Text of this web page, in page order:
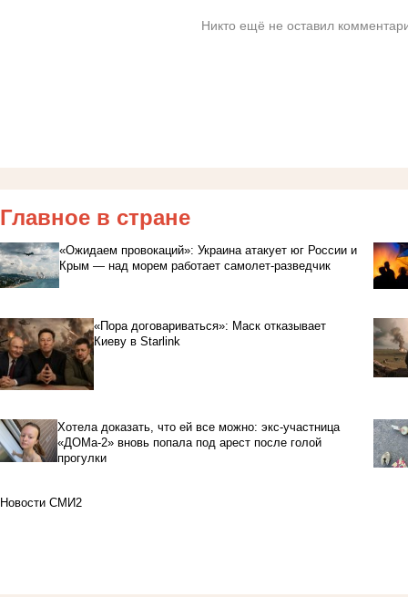
Никто ещё не оставил
Главное в стране
«Ожидаем провокаций»: Украина атакует юг России и
Крым — над морем работает самолет-разведчик
«Пора договариваться»: Маск отказывает
Киеву в Starlink
Хотела доказать, что ей все можно: экс-участница
«ДОМа-2» вновь попала под арест после голой
прогулки
Новости СМИ2